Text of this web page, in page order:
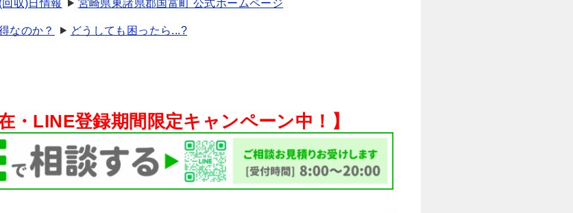
収)日情報 宮崎県東諸県郡国富町 公式ホームページ
なのか？ どうしても困ったら...?
・ LINE登録期間限定キャンペーン中！】